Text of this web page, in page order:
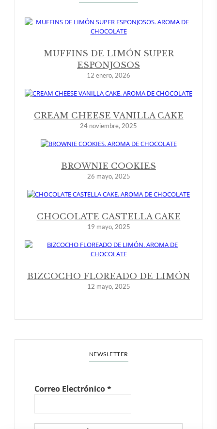
MUFFINS DE LIMÓN SUPER
ESPONJOSOS
12 enero, 2026
CREAM CHEESE VANILLA CAKE
24 noviembre, 2025
BROWNIE COOKIES
26 mayo, 2025
CHOCOLATE CASTELLA CAKE
19 mayo, 2025
BIZCOCHO FLOREADO DE LIMÓN
12 mayo, 2025
NEWSLETTER
Correo Electrónico*